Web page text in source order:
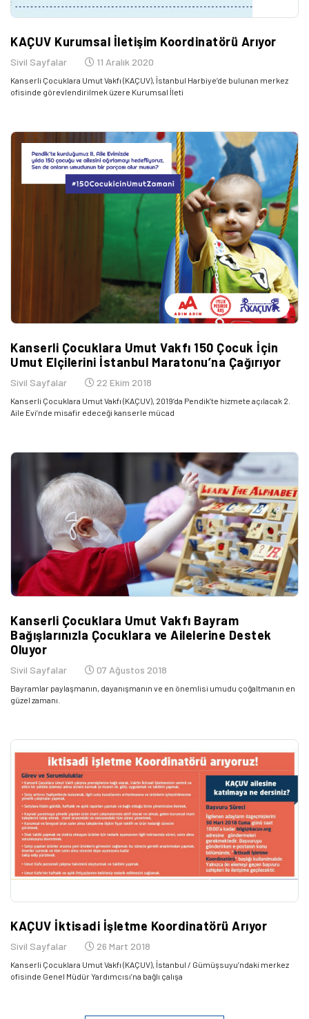
KAÇUV Kurumsal İletişim Koordinatörü Arıyor
Sivil Sayfalar 11 Aralık 2020
Kanserli Çocuklara Umut Vakfı (KAÇUV), İstanbul Harbiye’de bulunan merkez
ofisinde görevlendirilmek üzere Kurumsal İleti
Kanserli Çocuklara Umut Vakfı 150 Çocuk İçin
Umut Elçilerini İstanbul Maratonu’na Çağırıyor
Sivil Sayfalar 22 Ekim 2018
Kanserli Çocuklara Umut Vakfı (KAÇUV), 2019’da Pendik’te hizmete açılacak 2.
Aile Evi’nde misafir edeceği kanserle mücad
Kanserli Çocuklara Umut Vakfı Bayram
Bağışlarınızla Çocuklara ve Ailelerine Destek
Oluyor
Sivil Sayfalar 07 Ağustos 2018
Bayramlar paylaşmanın, dayanışmanın ve en önemlisi umudu çoğaltmanın en
güzel zamanı.
KAÇUV İktisadi İşletme Koordinatörü Arıyor
Sivil Sayfalar 26 Mart 2018
Kanserli Çocuklara Umut Vakfı (KAÇUV), İstanbul / Gümüşsuyu’ndaki merkez
ofisinde Genel Müdür Yardımcısı’na bağlı çalışa